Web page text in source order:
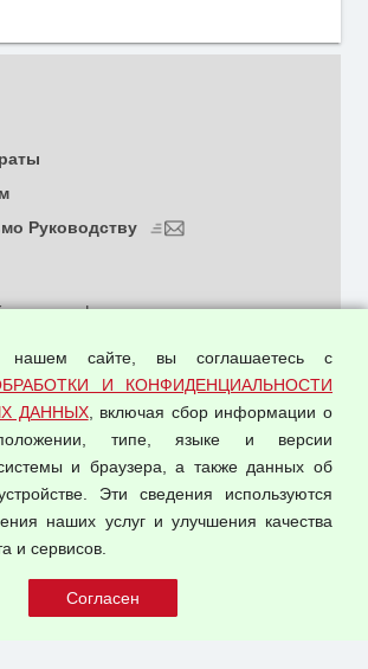
и конфиденциальности
персональных данных
продажи
Руководству
нашем сайте, вы соглашаетесь с
И КОНФИДЕНЦИАЛЬНОСТИ
ДАННЫХ, включая сбор информации о
типе, языке и версии
и браузера, а также данных об
Эти сведения используются
наших услуг и улучшения качества
и сервисов.